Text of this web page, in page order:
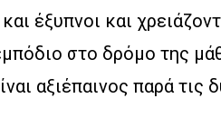
έξυπνοι και
στο δρόμο της
αξιέπαινος παρά